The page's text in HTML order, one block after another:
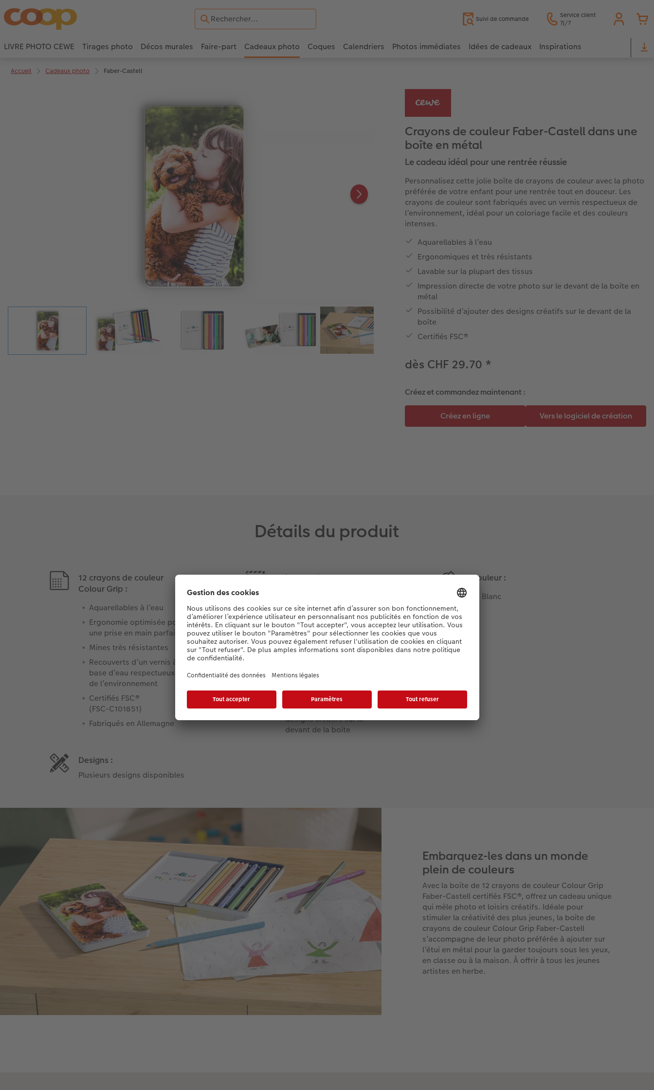
Suivi de commande
Service client
7j/7
LIVRE PHOTO CEWE Tirages photo Décos murales Faire-part Cadeaux photo Coques Calendriers Photos immédiates Idées de cadeaux Inspirations
Accueil Cadeaux photo Faber-Castell
Crayons de couleur Faber-Castell dans une
boîte en métal
Le cadeau idéal pour une rentrée réussie
Personnalisez cette jolie boîte de crayons de couleur avec la photo
préférée de votre enfant pour une rentrée tout en douceur. Les
crayons de couleur sont fabriqués avec un vernis respectueux de
l’environnement, idéal pour un coloriage facile et des couleurs
intenses.
Aquarellables à l’eau
Ergonomiques et très résistants
Lavable sur la plupart des tissus
Impression directe de votre photo sur le devant de la boîte en
métal
Possibilité d’ajouter des designs créatifs sur le devant de la
boîte
Certifiés FSC®
dès CHF 29.70 *
Créez et commandez maintenant :
Détails du produit
12 crayons de couleur
Colour Grip :
Aquarellables à l’eau
Ergonomie optimisée pour
une prise en main parfaite
Mines très résistantes
Recouverts d’un vernis à
base d’eau respectueux
de l’environnement
Certifiés FSC®
(FSC-C101851)
Fabriqués en Allemagne
Boîte en métal imprimable :
personnalisé avec votre
photo
Zone d’impression :
18,1 x 10 cm
ou paysage
Possibilité d’ajouter des
designs créatifs sur le
devant de la boîte
Couleur :
Blanc
Designs :
Plusieurs designs disponibles
Embarquez-les dans un monde
plein de couleurs
Avec la boîte de 12 crayons de couleur Colour Grip
Faber-Castell certifiés FSC®, offrez un cadeau unique
qui mêle photo et loisirs créatifs. Idéale pour
stimuler la créativité des plus jeunes, la boîte de
crayons de couleur Colour Grip Faber-Castell
s’accompagne de leur photo préférée à ajouter sur
l’étui en métal pour la garder toujours sous les yeux,
en classe ou à la maison. À offrir à tous les jeunes
artistes en herbe.